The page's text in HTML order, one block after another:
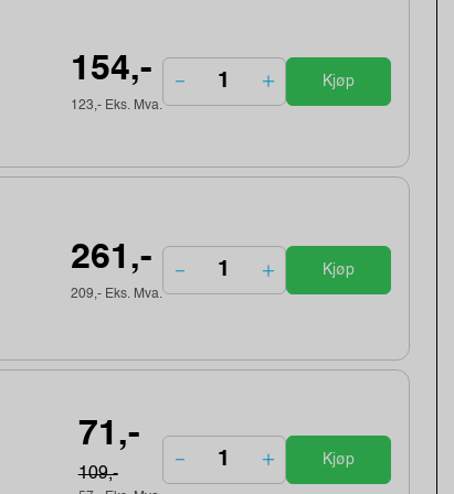
154,-
123,- Eks. Mva.
Kjøp
261,-
209,- Eks. Mva.
Kjøp
71,-
109,-
Kjøp